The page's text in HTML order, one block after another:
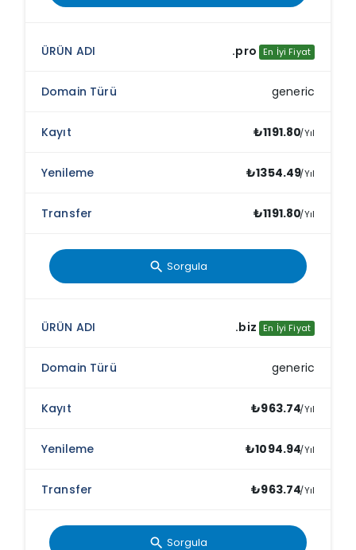
.pro En İyi Fiyat
generic
₺1191.80/Yıl
₺1354.49/Yıl
₺1191.80/Yıl
search Sorgula
.biz En İyi Fiyat
generic
₺963.74/Yıl
₺1094.94/Yıl
₺963.74/Yıl
search Sorgula